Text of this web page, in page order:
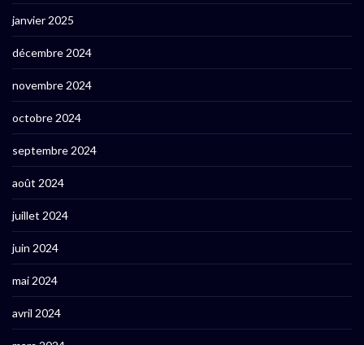
janvier 2025
décembre 2024
novembre 2024
octobre 2024
septembre 2024
août 2024
juillet 2024
juin 2024
mai 2024
avril 2024